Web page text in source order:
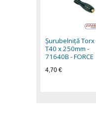
Şurubelniţă Torx
T40 x 250mm -
71640B - FORCE
4,70 €